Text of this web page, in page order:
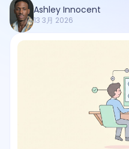
Ashley Innocent
13 3月 2026